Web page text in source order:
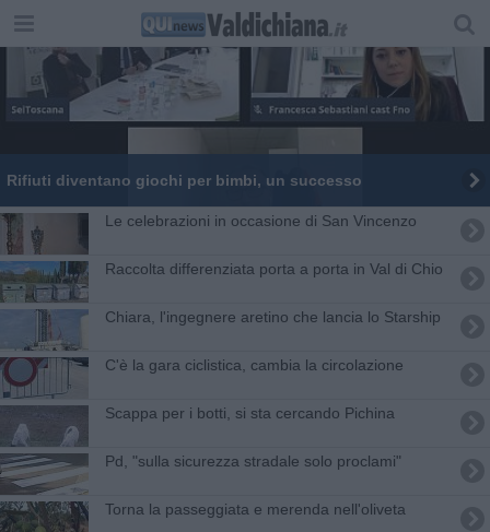
Rifiuti diventano giochi per bimbi, un successo
Le celebrazioni in occasione di San Vincenzo
Raccolta differenziata porta a porta in Val di Chio
Chiara, l'ingegnere aretino che lancia lo Starship
C'è la gara ciclistica, cambia la circolazione
Scappa per i botti, si sta cercando Pichina
Pd, "sulla sicurezza stradale solo proclami"
Torna la passeggiata e merenda nell'oliveta